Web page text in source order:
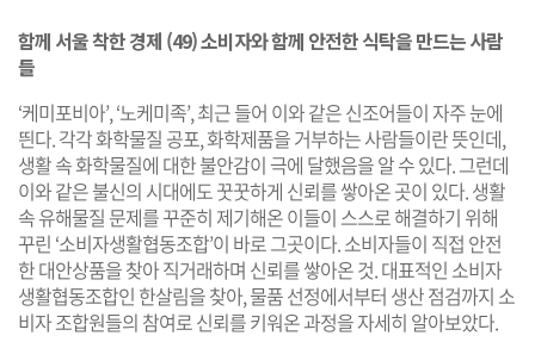
포
털 R
사
유 크
경
하
기
작
경
하
기
함께 서울 착한 경제 (49) 소비자와 함께 안전한 식탁을 만드는 사람
들
‘케미포비아’, ‘노케미족’, 최근 들어 이와 같은 신조어들이 자주 눈에
띈다. 각각 화학물질 공포, 화학제품을 거부하는 사람들이란 뜻인데,
생활 속 화학물질에 대한 불안감이 극에 달했음을 알 수 있다. 그런데
이와 같은 불신의 시대에도 꿋꿋하게 신뢰를 쌓아온 곳이 있다. 생활
속 유해물질 문제를 꾸준히 제기해온 이들이 스스로 해결하기 위해
꾸린 ‘소비자생활협동조합’이 바로 그곳이다. 소비자들이 직접 안전
한 대안상품을 찾아 직거래하며 신뢰를 쌓아온 것. 대표적인 소비자
생활협동조합인 한살림을 찾아, 물품 선정에서부터 생산 점검까지 소
비자 조합원들의 참여로 신뢰를 키워온 과정을 자세히 알아보았다.